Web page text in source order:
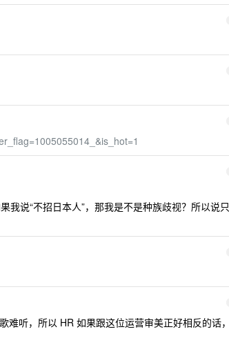
说“不招日本人”，那我是不是种族歧视？所以说只
听，所以 HR 如果跟这位运营审美正好相反的话，